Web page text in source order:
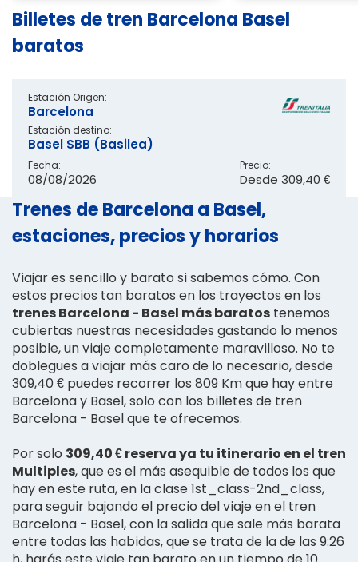
Billetes de tren Barcelona Basel
baratos
Estación Origen:
Barcelona
Estación destino:
Basel SBB (Basilea)
Fecha:
08/08/2026
Precio:
Desde 309,40 €
Trenes de Barcelona a Basel,
estaciones, precios y horarios
Viajar es sencillo y barato si sabemos cómo. Con
estos precios tan baratos en los trayectos en los
trenes Barcelona - Basel más baratos tenemos
cubiertas nuestras necesidades gastando lo menos
posible, un viaje completamente maravilloso. No te
doblegues a viajar más caro de lo necesario, desde
309,40 € puedes recorrer los 809 Km que hay entre
Barcelona y Basel, solo con los billetes de tren
Barcelona - Basel que te ofrecemos.
Por solo 309,40 € reserva ya tu itinerario en el tren
Multiples, que es el más asequible de todos los que
hay en este ruta, en la clase 1st_class-2nd_class,
para seguir bajando el precio del viaje en el tren
Barcelona - Basel, con la salida que sale más barata
entre todas las habidas, que se trata de la de las 9:26